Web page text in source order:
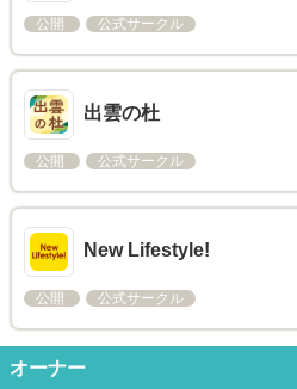
公開 公式サークル
出雲の杜
公開 公式サークル
New Lifestyle!
公開 公式サークル
オーナー